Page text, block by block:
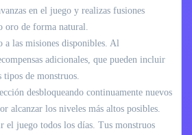
en el juego y realizas fusiones
oro de forma natural.
a las misiones disponibles. Al
adicionales, que pueden incluir
de monstruos.
desbloqueando continuamente nuevos
alcanzar los niveles más altos posibles.
el juego todos los días. Tus monstruos